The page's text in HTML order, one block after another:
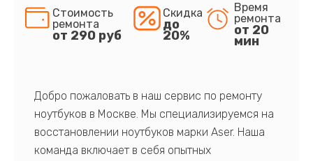
Стоимость
ремонта
от 290 руб
Скидка
до
20%
Время
ремонта
от 20
мин
Добро пожаловать в наш сервис по ремонту
ноутбуков в Москве. Мы специализируемся на
восстановлении ноутбуков марки Aser. Наша
команда включает в себя опытных